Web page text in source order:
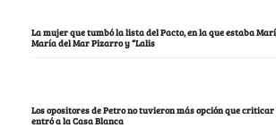
La mujer que tumbó la lista del Pacto, en la que estaba
María del Mar Pizarro y “Lalis
Los opositores de Petro no tuvieron más opción que
entró a la Casa Blanca